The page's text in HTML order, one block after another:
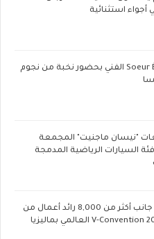
استثنائية
نجاح باهر لحفل Soeur Évent الفني بحضور نخبة من نجوم
"نيسان ماجنيت" المجمعة
السيارات الرياضية المدمجة
تشارك QN Maroc إلى جانب أكثر من 8,000 رائد أعمال من